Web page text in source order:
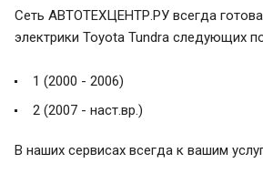
Сеть АВТОТЕХЦЕНТР.РУ всегда
электрики Toyota Tundra следующих
1 (2000 - 2006)
2 (2007 - наст.вр.)
В наших сервисах всегда к вашим